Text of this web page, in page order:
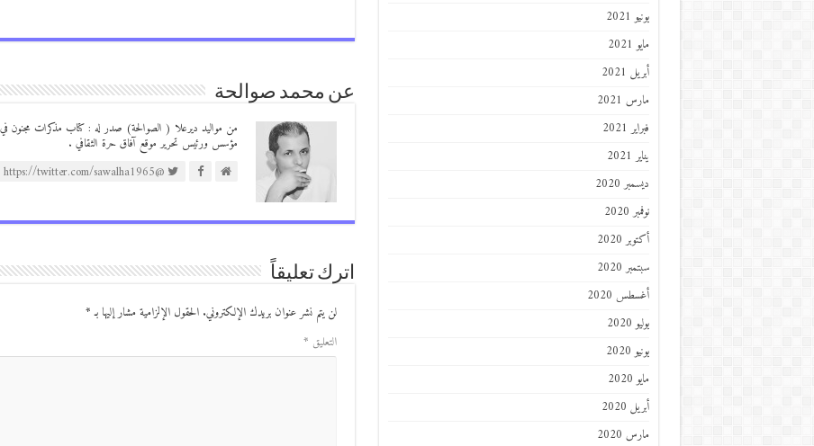
عن محمد صوالحة
مؤسس ورئيس تحرير موقع آفاق حرة الثقافي .
@https://twitter.com/sawalha1965
اترك تعليقاً
لن يتم نشر عنوان بريدك الإلكتروني. الحقول الإلزامية مشار إليها بـ*
التعليق *
يونيو 2021
مايو 2021
أبريل 2021
مارس 2021
فبراير 2021
يناير 2021
ديسمبر 2020
نوفمبر 2020
أكتوبر 2020
سبتمبر 2020
أغسطس 2020
يوليو 2020
يونيو 2020
مايو 2020
أبريل 2020
مارس 2020